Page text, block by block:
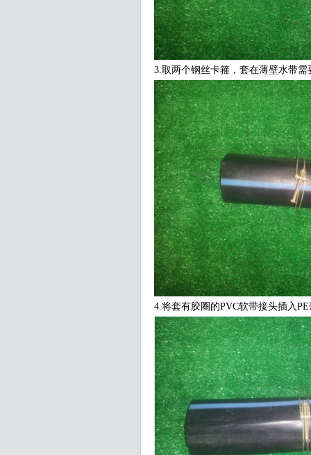
3.取两个钢丝卡箍，套在薄壁水带需
4.将套有胶圈的PVC软带接头插入